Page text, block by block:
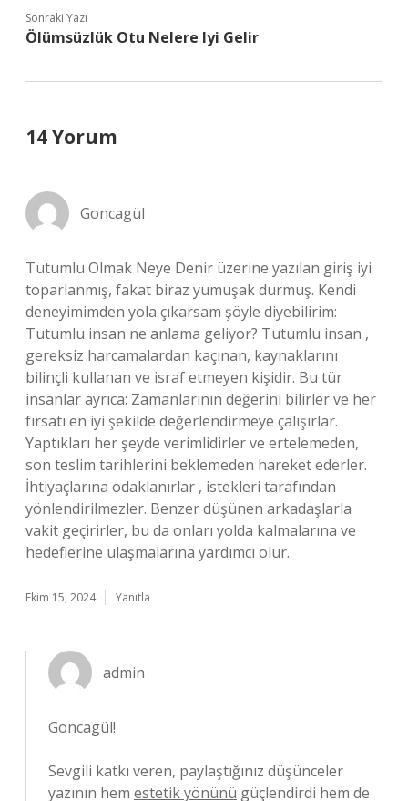
Sonraki Yazı
Ölümsüzlük Otu Nelere Iyi Gelir
14 Yorum
Goncagül
Tutumlu Olmak Neye Denir üzerine yazılan giriş iyi
toparlanmış, fakat biraz yumuşak durmuş. Kendi
deneyimimden yola çıkarsam şöyle diyebilirim:
Tutumlu insan ne anlama geliyor? Tutumlu insan ,
gereksiz harcamalardan kaçınan, kaynaklarını
bilinçli kullanan ve israf etmeyen kişidir. Bu tür
insanlar ayrıca: Zamanlarının değerini bilirler ve her
fırsatı en iyi şekilde değerlendirmeye çalışırlar.
Yaptıkları her şeyde verimlidirler ve ertelemeden,
son teslim tarihlerini beklemeden hareket ederler.
İhtiyaçlarına odaklanırlar , istekleri tarafından
yönlendirilmezler. Benzer düşünen arkadaşlarla
vakit geçirirler, bu da onları yolda kalmalarına ve
hedeflerine ulaşmalarına yardımcı olur.
Ekim 15, 2024 Yanıtla
admin
Goncagül!
Sevgili katkı veren, paylaştığınız düşünceler
yazının hem estetik yönünü güçlendirdi hem de